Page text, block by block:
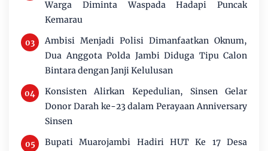
Warga Diminta Waspada Hadapi Puncak
Kemarau
Ambisi Menjadi Polisi Dimanfaatkan Oknum,
Dua Anggota Polda Jambi Diduga Tipu Calon
Bintara dengan Janji Kelulusan
Konsisten Alirkan Kepedulian, Sinsen Gelar
Donor Darah ke-23 dalam Perayaan Anniversary
Sinsen
Bupati Muarojambi Hadiri HUT Ke 17 Desa